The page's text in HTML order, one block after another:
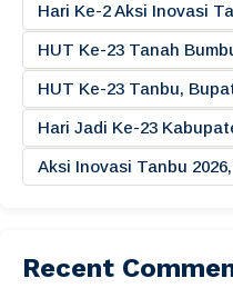
Hari Ke-2 Aksi Inovasi
HUT Ke-23 Tanah
HUT Ke-23 Tanbu,
Hari Jadi Ke-23
Aksi Inovasi Tanbu
Recent